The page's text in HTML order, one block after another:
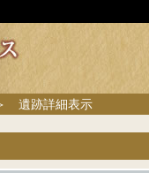
遺跡詳細表示